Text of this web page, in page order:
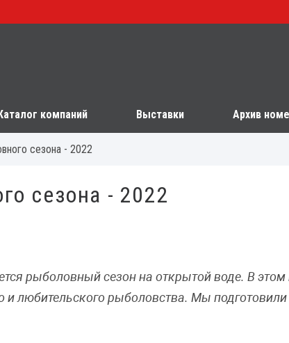
компаний Выставки Архив
сезона - 2022
сезона - 2022
рыболовный сезон на открытой воде. В этом
любительского рыболовства. Мы подготовили